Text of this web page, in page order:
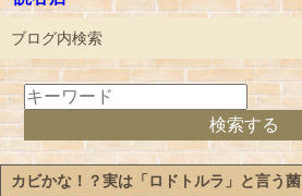
ブログ内検索
カビかな！？実は「ロドトルラ」と言う菌